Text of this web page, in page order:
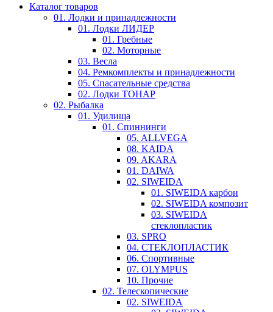
Каталог товаров
01. Лодки и принадлежности
01. Лодки ЛИДЕР
01. Гребные
02. Моторные
03. Весла
04. Ремкомплекты и принадлежности
05. Спасательные средства
02. Лодки ТОНАР
02. Рыбалка
01. Удилища
01. Спиннинги
05. ALLVEGA
08. KAIDA
09. AKARA
01. DAIWA
02. SIWEIDA
01. SIWEIDA карбон
02. SIWEIDA композит
03. SIWEIDA
стеклопластик
03. SPRO
04. СТЕКЛОПЛАСТИК
06. Спортивные
07. OLYMPUS
10. Прочие
02. Телескопические
02. SIWEIDA